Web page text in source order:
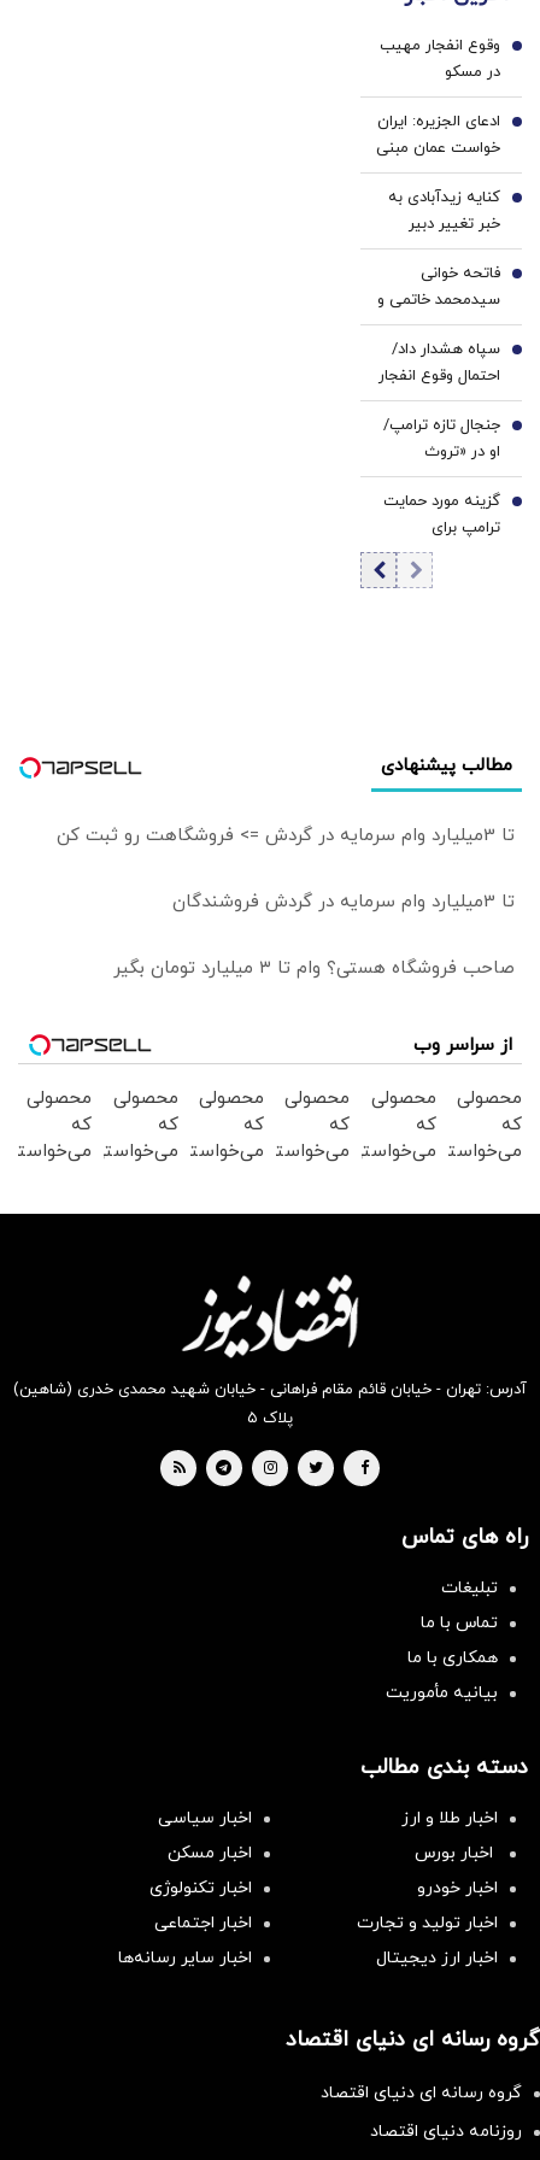
بفروششسفید
خانگی
وقوع انفجار مهیب
در مسکو
1
ادعای الجزیره: ایران
خواست عمان مبنی
بر عدم مغایرت
توافق با قواعد
بین‌المللی را
پذیرفت
2
کنایه زیدآبادی به
خبر تغییر دبیر
شورای عالی امنیت
ملی/ انگار محمدباقر
خرازی خیلی هم از
اوضاع کشور بی‌خبر
نیست، این ما
هستیم که
3
فاتحه خوانی
سیدمحمد خاتمی و
ظریف بر پیکر
ابوالقاسم
قاسم‌زاده/ همتی
هم برای تشییع
آمده بود+ تصاویر
4
سپاه هشدار داد/
احتمال وقوع انفجار
در این منطقه وجود
دارد
5
جنجال تازه ترامپ/
او در «تروث
سوشال» اعلام
پیروزی کرد
6
گزینه مورد حمایت
ترامپ برای
انتخابات 2028
آمریکا فاش شد
7
مطالب پیشنهادی
تا 3میلیارد وام سرمایه در گردش => فروشگاهت رو ثبت کن
تا 3میلیارد وام سرمایه در گردش فروشندگان
صاحب فروشگاه هستی؟ وام تا ۳ میلیارد تومان بگیر
از سراسر وب
محصولی
که
می‌خواستی
محصولی
که
می‌خواستی
محصولی
که
می‌خواستی
بخر !
محصولی
که
می‌خواستی
بخر !
محصولی
که
می‌خواستی
محصولی
که
می‌خواستی
آدرس: تهران - خیابان قائم مقام فراهانی - خیابان شهید محمدی خدری (شاهین)
پلاک ۵
راه های تماس
تبلیغات
تماس با ما
همکاری با ما
بیانیه مأموریت
دسته بندی مطالب
اخبار طلا و ارز
اخبار سیاسی
اخبار بورس
اخبار مسکن
اخبار خودرو
اخبار تکنولوژی
اخبار تولید و تجارت
اخبار اجتماعی
اخبار ارز دیجیتال
اخبار سایر رسانه‌‌ها
گروه رسانه ای دنیای اقتصاد
گروه رسانه ای دنیای اقتصاد
روزنامه دنیای اقتصاد